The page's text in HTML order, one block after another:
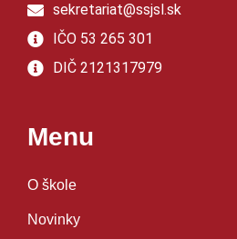
sekretariat@ssjsl.sk
IČO 53 265 301
DIČ 2121317979
Menu
O škole
Novinky